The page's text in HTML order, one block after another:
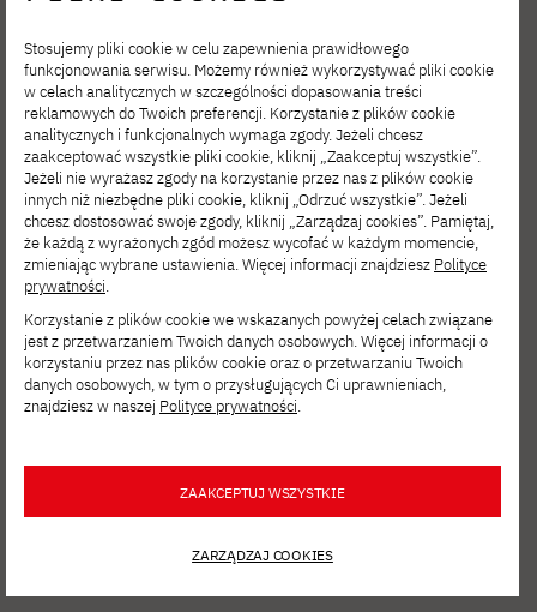
2026-08-04
Postaw na rozwój. Studia podyplomowe
Cybersecurity w PJATK Gdańsk
Stosujemy pliki cookie w celu zapewnienia prawidłowego
funkcjonowania serwisu. Możemy również wykorzystywać pliki cookie
w celach analitycznych w szczególności dopasowania treści
reklamowych do Twoich preferencji. Korzystanie z plików cookie
analitycznych i funkcjonalnych wymaga zgody. Jeżeli chcesz
zaakceptować wszystkie pliki cookie, kliknij „Zaakceptuj wszystkie”.
Jeżeli nie wyrażasz zgody na korzystanie przez nas z plików cookie
innych niż niezbędne pliki cookie, kliknij „Odrzuć wszystkie”. Jeżeli
chcesz dostosować swoje zgody, kliknij „Zarządzaj cookies”. Pamiętaj,
że każdą z wyrażonych zgód możesz wycofać w każdym momencie,
zmieniając wybrane ustawienia. Więcej informacji znajdziesz Polityce
prywatności.
Korzystanie z plików cookie we wskazanych powyżej celach związane
jest z przetwarzaniem Twoich danych osobowych. Więcej informacji o
korzystaniu przez nas plików cookie oraz o przetwarzaniu Twoich
danych osobowych, w tym o przysługujących Ci uprawnieniach,
znajdziesz w naszej Polityce prywatności.
ZAAKCEPTUJ WSZYSTKIE
ZARZĄDZAJ COOKIES